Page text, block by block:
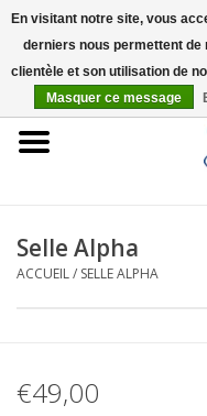
EUR
Accueil
Selle Alpha
ACCUEIL/ SELLE ALPHA
€49,00
En visitant notre site, vous
derniers nous permettent de
clientèle et son utilisation de
Masquer ce message